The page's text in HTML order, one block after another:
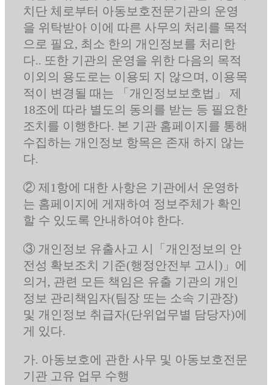
치단 체로부터 아동보호전문기관의 운영
을 위탁받아 이에 따른 사무의 처리를 목적
으로 필요, 최소 한의 개인정보를 처리한
다.. 또한 기관의 운영을 위한 다음의 목적
이외의 용도로는 이용되 지 않으며, 이용목
적이 변경될 때는 「개인정보보호법」 제
18조에 따라 별도의 동의를 받는 등 필요한
조치를 이행한다. 본 기관 홈페이지를 통해
수집하는 개인정보 항목은 존재 하지 않는
다.
② 제1항에 대한 사항은 기관에서 운영하
는 홈페이지에 게재하여 정보주체가 확인
할 수 있도록 안내하여야 한다.
③ 개인정보 유출사고 시「개인정보의 안
전성 확보조치 기준(행정안전부 고시)」에
의거, 관련 모든 책임은 유출 기관의 개인
정보 관리책임자(팀장 또는 소속 기관장)
및 개인정보 취급자(단위업무별 담당자)에
게 있다.
가. 아동보호에 관한 사무 및 아동보호전문
기관 고유 업무 수행